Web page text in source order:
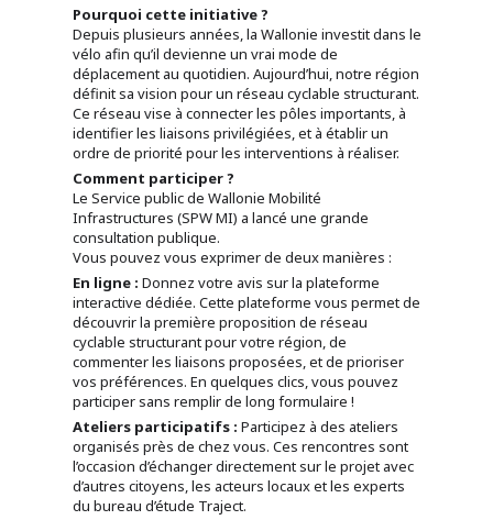
Pourquoi cette initiative ?
Depuis plusieurs années, la Wallonie investit dans le
vélo afin qu’il devienne un vrai mode de
déplacement au quotidien. Aujourd’hui, notre région
définit sa vision pour un réseau cyclable structurant.
Ce réseau vise à connecter les pôles importants, à
identifier les liaisons privilégiées, et à établir un
ordre de priorité pour les interventions à réaliser.
Comment participer ?
Le Service public de Wallonie Mobilité
Infrastructures (SPW MI) a lancé une grande
consultation publique.
Vous pouvez vous exprimer de deux manières :
En ligne : Donnez votre avis sur la plateforme
interactive dédiée. Cette plateforme vous permet de
découvrir la première proposition de réseau
cyclable structurant pour votre région, de
commenter les liaisons proposées, et de prioriser
vos préférences. En quelques clics, vous pouvez
participer sans remplir de long formulaire !
Ateliers participatifs : Participez à des ateliers
organisés près de chez vous. Ces rencontres sont
l’occasion d’échanger directement sur le projet avec
d’autres citoyens, les acteurs locaux et les experts
du bureau d’étude Traject.